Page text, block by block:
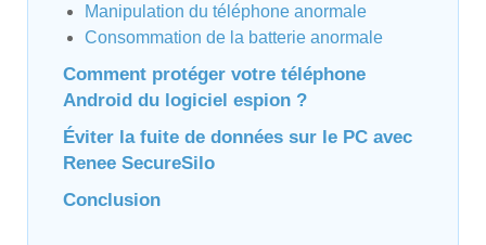
Manipulation du téléphone anormale
Consommation de la batterie anormale
Comment protéger votre téléphone
Android du logiciel espion ?
Éviter la fuite de données sur le PC avec
Renee SecureSilo
Conclusion